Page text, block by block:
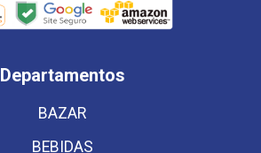
Departamentos
BAZAR
BEBIDAS